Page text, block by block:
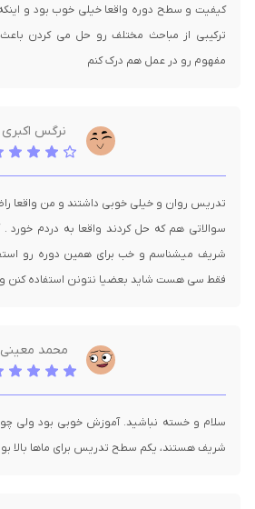
کیفیت و سطح دوره واقعا خیلی خوب بود و
ترکیبی از مباحث مختلف رو حل می کردن
مفهوم رو در عمل هم درک کنم
نرگس اکبری
سوالاتی هم که حل کردند واقعا به دردم خورد .
شریف میشناسم و خب برای همین دوره رو
فقط سی هست شاید بعضیا نتونن استفاده کنن
محمد معینی
سلام و خسته نباشید. آموزش خوبی بود ولی
شریف هستند، یکم سطح تدریس برای ماها بالا